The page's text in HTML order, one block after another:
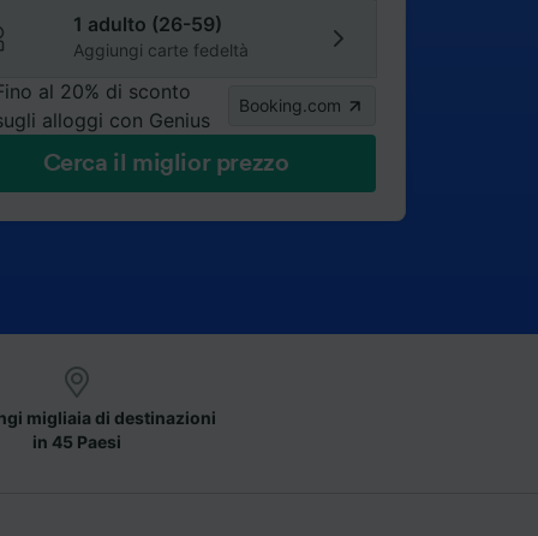
1 adulto (26-59)
Aggiungi carte fedeltà
al 20% di sconto
alloggi con Genius
Booking.com
Cerca il miglior prezzo
migliaia di destinazioni
in 45 Paesi